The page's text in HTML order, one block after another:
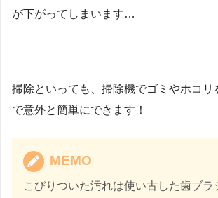
が下がってしまいます…
掃除といっても、掃除機でゴミやホコリ
で意外と簡単にできます！
MEMO
こびりついた汚れは使い古した歯ブラ